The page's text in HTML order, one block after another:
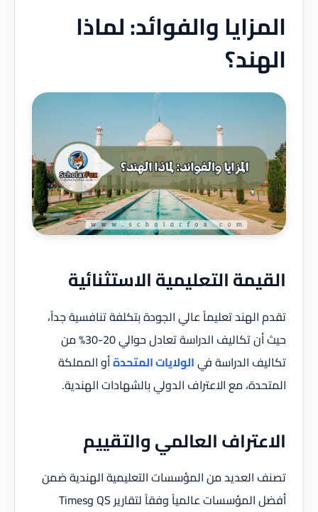
والفوائد: لماذا
التعليمية الاستثنائية
تعليماً عالي الجودة بتكلفة تنافسية جداً،
حيث أن تكاليف الدراسة تعادل حوالي 20-30% من
الدراسة فيالولايات المتحدةأو المملكة
مع الاعتراف الدولي بالشهادات الهندية.
العالمي والتقييم
من المؤسسات التعليمية الهندية ضمن
أفضل المؤسسات عالمياً وفقاً لتقارير QS وTimes